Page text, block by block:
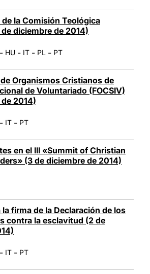
la Comisión Teológica
diciembre de 2014)
- HU - IT - PL - PT
Organismos Cristianos de
de Voluntariado (FOCSIV)
2014)
- IT - PT
en el III «Summit of Christian
(3 de diciembre de 2014)
firma de la Declaración de los
contra la esclavitud (2 de
- IT - PT